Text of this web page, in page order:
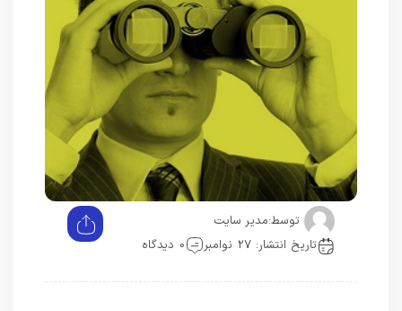
توسط:مدیر سایت
تاریخ انتشار: 27 نوامبر
0 دیدگاه